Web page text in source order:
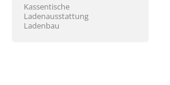
Kassentische
Ladenausstattung
Ladenbau